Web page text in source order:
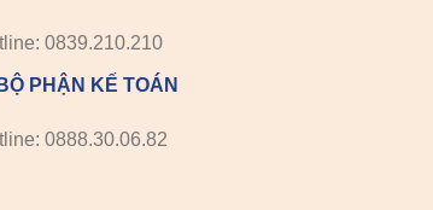
0839.210.210
PHẬN KẾ TOÁN
0888.30.06.82